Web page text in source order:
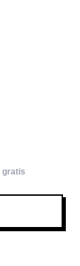
gratis